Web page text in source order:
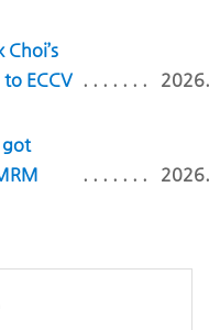
Choi’s
ECCV . . . . . . .
got
. . . . . . .